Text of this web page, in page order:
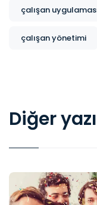
çalışan
çalışan yönetimi
Diğer